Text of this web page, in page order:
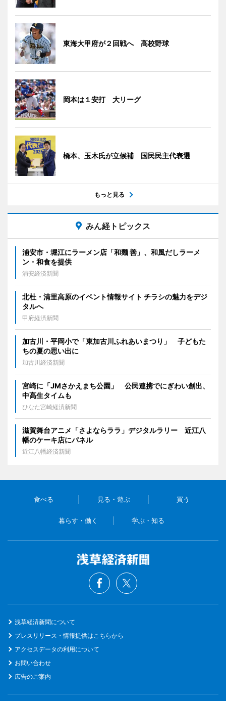
東海大甲府が２回戦へ 高校野球
岡本は１安打 大リーグ
橋本、玉木氏が立候補 国民民主代表選
もっと見る
みん経トピックス
浦安市・堀江にラーメン店「和麺 善」、和風だしラーメ
ン・和食を提供
浦安経済新聞
北杜・清里高原のイベント情報サイト チラシの魅力をデジ
タルへ
甲府経済新聞
加古川・平岡小で「東加古川ふれあいまつり」 子どもた
ちの夏の思い出に
加古川経済新聞
宮崎に「JMさかえまち公園」 公民連携でにぎわい創出、
中高生タイムも
ひなた宮崎経済新聞
滋賀舞台アニメ「さよならララ」デジタルラリー 近江八
幡のケーキ店にパネル
近江八幡経済新聞
食べる 見る・遊ぶ 買う
暮らす・働く 学ぶ・知る
浅草経済新聞について
プレスリリース・情報提供はこちらから
アクセスデータの利用について
お問い合わせ
広告のご案内